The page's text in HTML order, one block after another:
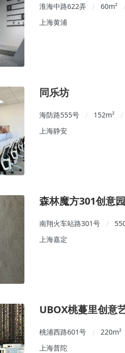
淮海中路622弄 / 60m²
上海黄浦
同乐坊
海防路555号 / 152m²
/
上海静安
森林魔方301创意园
南翔火车站路301号 /
上海嘉定
UBOX桃蔓里创意
桃浦西路601号 / 220m²
上海普陀